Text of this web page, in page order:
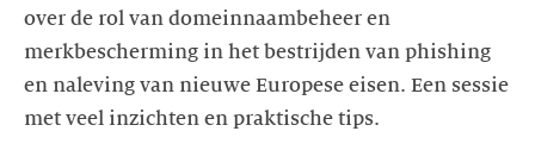
over de rol van domeinnaambeheer en
merkbescherming in het bestrijden van phishing
en naleving van nieuwe Europese eisen. Een sessie
met veel inzichten en praktische tips.